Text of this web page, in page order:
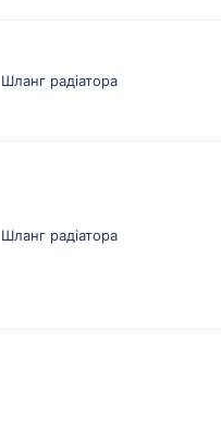
Шланг радiатора
Шланг радiатора